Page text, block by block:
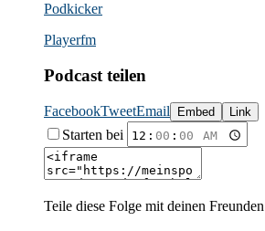
Podkicker
Playerfm
Podcast teilen
FacebookTweetEmail Embed Link
Starten bei
Teile diese Folge mit deinen Freunden